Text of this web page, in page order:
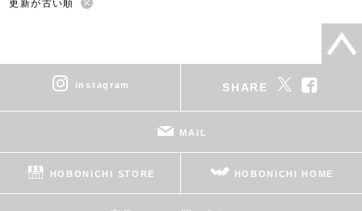
更新が古い順
instagram SHARE
MAIL
HOBONICHI STORE HOBONICHI HOME